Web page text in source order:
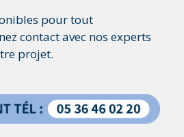
pour tout
contact avec nos experts
projet.